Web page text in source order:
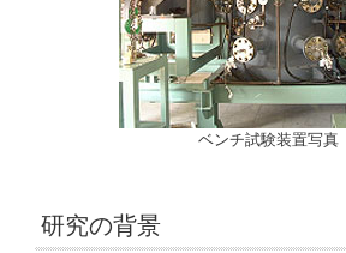
ベンチ試験装置写真
研究の背景